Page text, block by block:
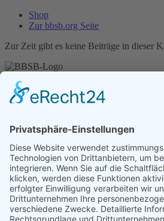
Shop
Zur bbsb.org Seite
Zur Zeit gibt es keine Beiträge in dieser
Unser Angebot
Shop
Datenschutz
Kontakt
Transparenzerklärung
BBSB-Inform: täglich
für sehbehinderte und